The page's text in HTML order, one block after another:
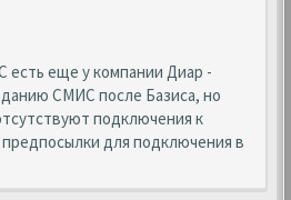
есть еще у компании Диар -
СМИС после Базиса, но
подключения к
для подключения в